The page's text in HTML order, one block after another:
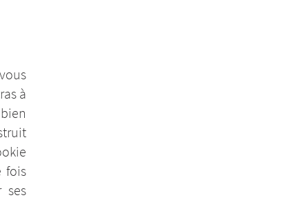
à
fois
ses